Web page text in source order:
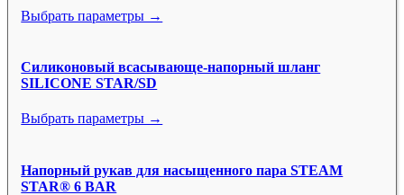
Выбрать параметры →
Силиконовый всасывающе-напорный шланг
SILICONE STAR/SD
Выбрать параметры →
Напорный рукав для насыщенного пара STEAM
STAR® 6 BAR